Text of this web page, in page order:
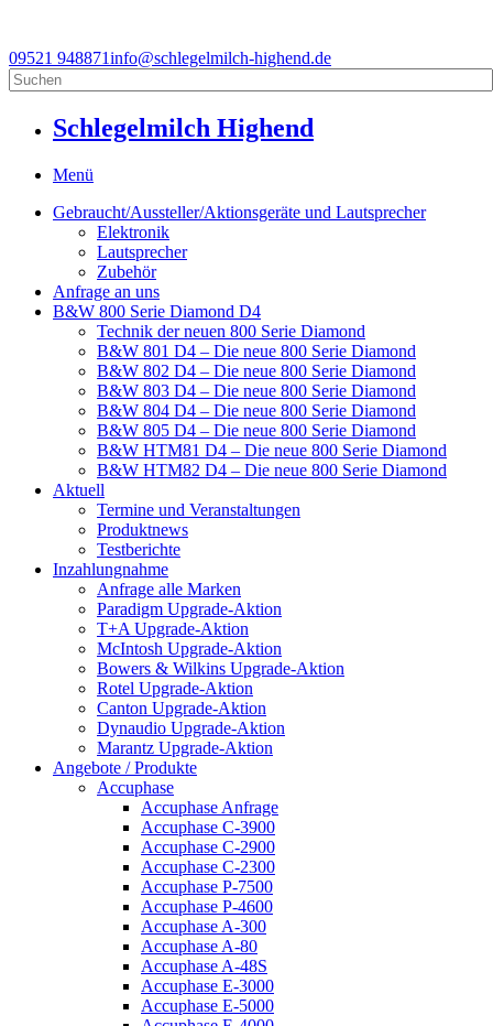
09521 948871info@schlegelmilch-highend.de
Schlegelmilch Highend
Menü
Gebraucht/Aussteller/Aktionsgeräte und Lautsprecher
Elektronik
Lautsprecher
Zubehör
Anfrage an uns
B&W 800 Serie Diamond D4
Technik der neuen 800 Serie Diamond
B&W 801 D4 – Die neue 800 Serie Diamond
B&W 802 D4 – Die neue 800 Serie Diamond
B&W 803 D4 – Die neue 800 Serie Diamond
B&W 804 D4 – Die neue 800 Serie Diamond
B&W 805 D4 – Die neue 800 Serie Diamond
B&W HTM81 D4 – Die neue 800 Serie Diamond
B&W HTM82 D4 – Die neue 800 Serie Diamond
Aktuell
Termine und Veranstaltungen
Produktnews
Testberichte
Inzahlungnahme
Anfrage alle Marken
Paradigm Upgrade-Aktion
T+A Upgrade-Aktion
McIntosh Upgrade-Aktion
Bowers & Wilkins Upgrade-Aktion
Rotel Upgrade-Aktion
Canton Upgrade-Aktion
Dynaudio Upgrade-Aktion
Marantz Upgrade-Aktion
Angebote / Produkte
Accuphase
Accuphase Anfrage
Accuphase C-3900
Accuphase C-2900
Accuphase C-2300
Accuphase P-7500
Accuphase P-4600
Accuphase A-300
Accuphase A-80
Accuphase A-48S
Accuphase E-3000
Accuphase E-5000